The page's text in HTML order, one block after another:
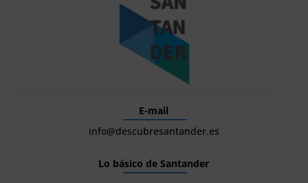
E-mail
info@descubresantander.es
Lo básico de Santander